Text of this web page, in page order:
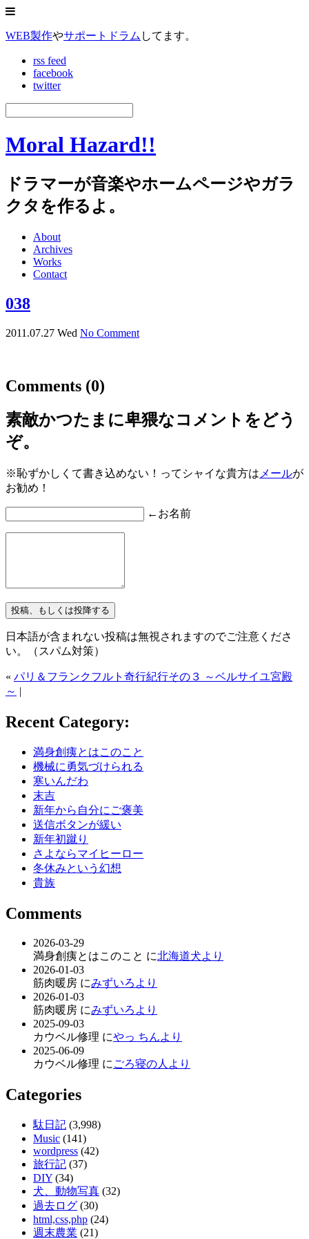
WEB製作やサポートドラム してます。
rss feed
facebook
twitter
Moral Hazard!!
ドラマーが音楽やホームページやガラ
クタを作るよ。
About
Archives
Works
Contact
038
2011.07.27 Wed No Comment
Comments (0)
素敵かつたまに卑猥なコメントをどう
ぞ。
※恥ずかしくて書き込めない！ってシャイな貴方は メールが
お勧め！
←お名前
日本語が含まれない投稿は無視されますのでご注意くださ
い。（スパム対策）
« パリ＆フランクフルト奇行紀行その３ ～ベルサイユ宮殿
～ |
Recent Category:
満身創痍とはこのこと
機械に勇気づけられる
寒いんだわ
末吉
新年から自分にご褒美
送信ボタンが緩い
新年初蹴り
さよならマイヒーロー
冬休みという幻想
貴族
Comments
2026-03-29
満身創痍とはこのこと に北海道犬より
2026-01-03
筋肉暖房 にみずいろより
2026-01-03
筋肉暖房 にみずいろより
2025-09-03
カウベル修理 にやっ ちんより
2025-06-09
カウベル修理 に ごろ寝の人より
Categories
駄日記 (3,998)
Music (141)
wordpress (42)
旅行記 (37)
DIY (34)
犬、動物写真 (32)
過去ログ (30)
html,css,php (24)
週末農業 (21)